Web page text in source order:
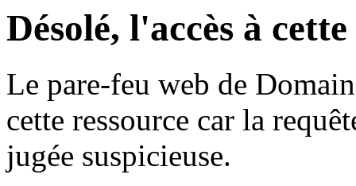
Désolé, l'accès à
Le pare-feu web de
cette ressource car la
jugée suspicieuse.